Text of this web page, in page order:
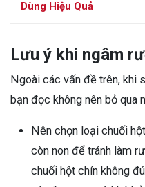
Dùng Hiệu Quả
Lưu ý khi ngâm
Ngoài các vấn đề trên, khi
bạn đọc không nên bỏ qua
Nên chọn loại chuối
còn non để tránh làm
chuối hột chín không